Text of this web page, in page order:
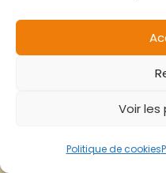
Voir
Politique de cookies
CLAPET
2
PEUGEOT